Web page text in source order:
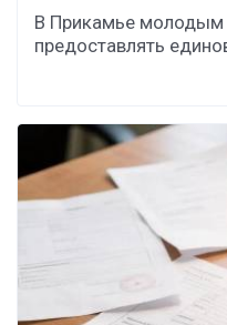
В Прикамье молодым
предоставлять